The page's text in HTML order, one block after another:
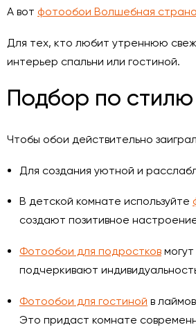
А вот фотообои Волшебная страна
Для тех, кто любит утреннюю
интерьер спальни или гостиной.
Подбор по
Чтобы обои действительно
Для создания уютной и
В детской комнате используйте
создают позитивное
Фотообои для подростков
подчеркивают
Фотообои для гостиной в
Это придаст комнате